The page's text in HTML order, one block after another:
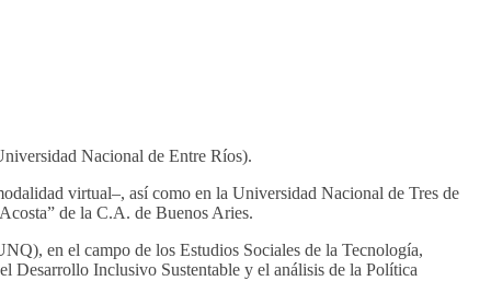
Nacional de Entre Ríos).
virtual–, así como en la Universidad Nacional de Tres de
de la C.A. de Buenos Aries.
en el campo de los Estudios Sociales de la Tecnología,
Desarrollo Inclusivo Sustentable y el análisis de la Política